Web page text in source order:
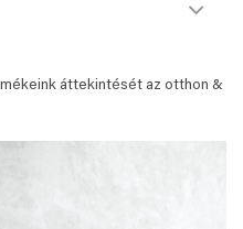
áttekintését az otthon &